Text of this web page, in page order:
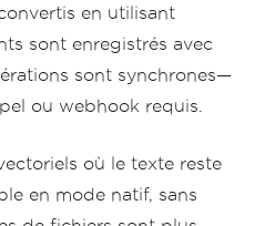
en utilisant
sont enregistrés avec
sont synchrones—
ou webhook requis.
où le texte reste
en mode natif, sans